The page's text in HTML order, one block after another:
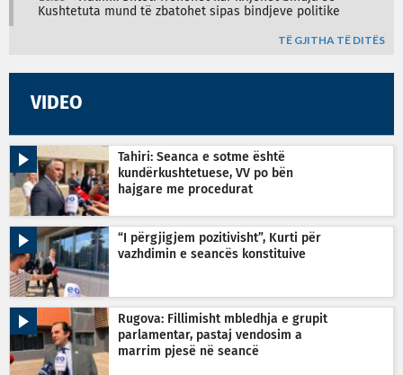
Kushtetuta mund të zbatohet sipas bindjeve politike
TË GJITHA TË DITËS
VIDEO
Tahiri: Seanca e sotme është
kundërkushtetuese, VV po bën
hajgare me procedurat
“I përgjigjem pozitivisht”, Kurti për
vazhdimin e seancës konstituive
Rugova: Fillimisht mbledhja e grupit
parlamentar, pastaj vendosim a
marrim pjesë në seancë